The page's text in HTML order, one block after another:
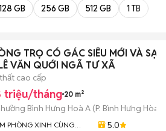
GB 256 GB 512 GB 1 TB
TRỌ CÓ GÁC SIÊU MỚI VÀ
VĂN QUỚI NGÃ TƯ XÃ
cao cấp
triệu/tháng 20 m²
Bình Hưng Hoà A (P. Bình Hưng Hòa
PHÒNG XINH CÙNG
5.0